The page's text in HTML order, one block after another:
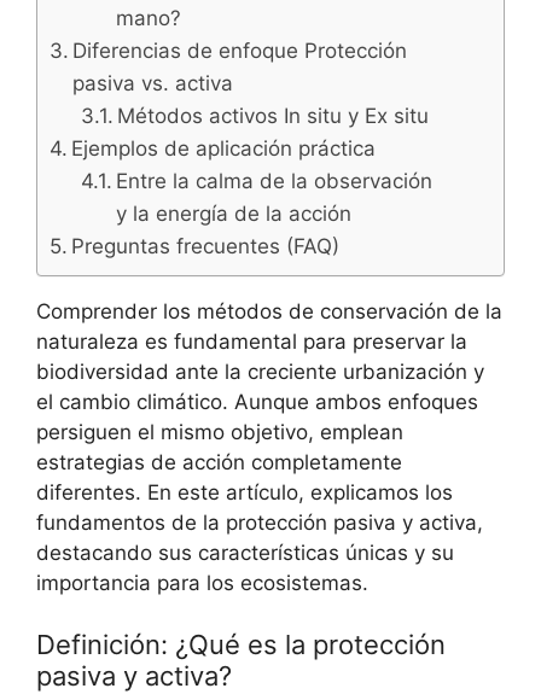
mano?
Diferencias de enfoque Protección
pasiva vs. activa
Métodos activos In situ y Ex situ
Ejemplos de aplicación práctica
Entre la calma de la observación
y la energía de la acción
Preguntas frecuentes (FAQ)
Comprender los métodos de conservación de la
naturaleza es fundamental para preservar la
biodiversidad ante la creciente urbanización y
el cambio climático. Aunque ambos enfoques
persiguen el mismo objetivo, emplean
estrategias de acción completamente
diferentes. En este artículo, explicamos los
fundamentos de la protección pasiva y activa,
destacando sus características únicas y su
importancia para los ecosistemas.
Definición: ¿Qué es la protección
pasiva y activa?